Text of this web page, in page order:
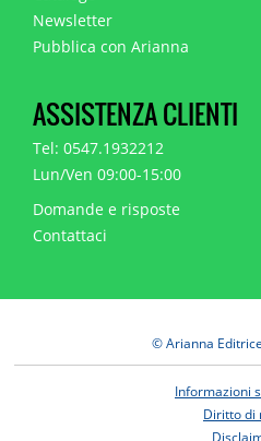
Newsletter
Pubblica con Arianna
ASSISTENZA CLIENTI
Tel: 0547.1932212
Lun/Ven 09:00-15:00
Domande e risposte
Contattaci
© Arianna
Informazioni
Diritto di